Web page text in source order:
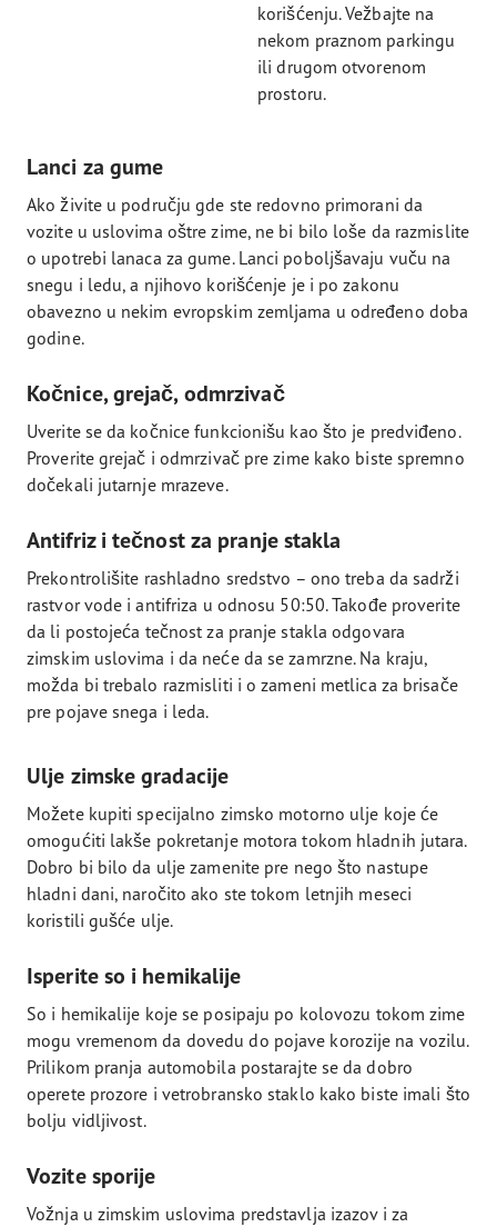
korišćenju. Vežbajte na
nekom praznom parkingu
ili drugom otvorenom
prostoru.
Lanci za gume
Ako živite u području gde ste redovno primorani da
vozite u uslovima oštre zime, ne bi bilo loše da razmislite
o upotrebi lanaca za gume. Lanci poboljšavaju vuču na
snegu i ledu, a njihovo korišćenje je i po zakonu
obavezno u nekim evropskim zemljama u određeno doba
godine.
Kočnice, grejač, odmrzivač
Uverite se da kočnice funkcionišu kao što je predviđeno.
Proverite grejač i odmrzivač pre zime kako biste spremno
dočekali jutarnje mrazeve.
Antifriz i tečnost za pranje stakla
Prekontrolišite rashladno sredstvo – ono treba da sadrži
rastvor vode i antifriza u odnosu 50:50. Takođe proverite
da li postojeća tečnost za pranje stakla odgovara
zimskim uslovima i da neće da se zamrzne. Na kraju,
možda bi trebalo razmisliti i o zameni metlica za brisače
pre pojave snega i leda.
Ulje zimske gradacije
Možete kupiti specijalno zimsko motorno ulje koje će
omogućiti lakše pokretanje motora tokom hladnih jutara.
Dobro bi bilo da ulje zamenite pre nego što nastupe
hladni dani, naročito ako ste tokom letnjih meseci
koristili gušće ulje.
Isperite so i hemikalije
So i hemikalije koje se posipaju po kolovozu tokom zime
mogu vremenom da dovedu do pojave korozije na vozilu.
Prilikom pranja automobila postarajte se da dobro
operete prozore i vetrobransko staklo kako biste imali što
bolju vidljivost.
Vozite sporije
Vožnja u zimskim uslovima predstavlja izazov i za